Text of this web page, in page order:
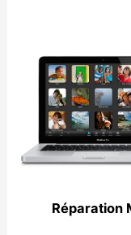
Réparation